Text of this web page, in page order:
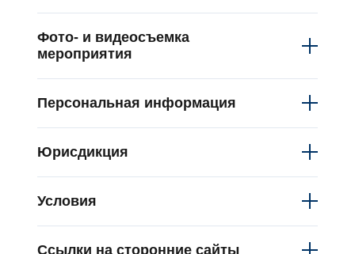
Фото- и видеосъемка
мероприятия
Персональная информация
Юрисдикция
Условия
Ссылки на сторонние сайты